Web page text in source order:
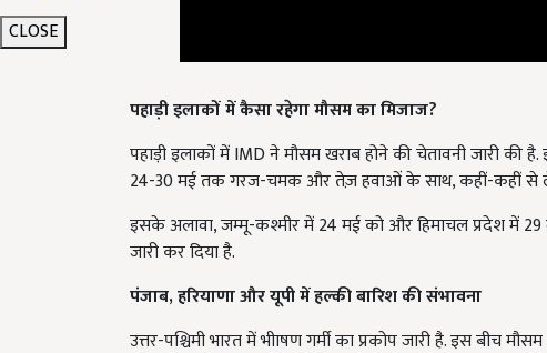
CLOSE
पहाड़ी इलाकों में IMD ने मौसम खराब होने की चेतावनी जारी की
24-30 मई तक गरज-चमक और तेज़ हवाओं के साथ, कहीं-कहीं से
इसके अलावा, जम्मू-कश्मीर में 24 मई को और हिमाचल प्रदेश में 29
जारी कर दिया है.
उत्तर-पश्चिमी भारत में भीाषण गर्मी का प्रकोप जारी है. इस बीच मौसम
प्रदेश में हल्की बारिश होने की चेतावनी दी है. यानी की 28–30 मई